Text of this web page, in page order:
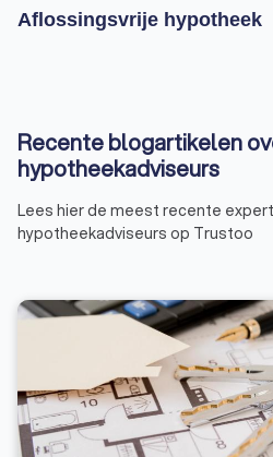
Aflossingsvrije hypotheek
Recente blogartikelen
hypotheekadviseurs
Lees hier de meest recente
hypotheekadviseurs op Trustoo